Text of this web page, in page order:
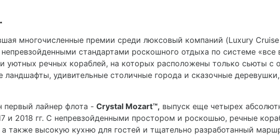
многочисленные премии среди люксовый компаний (Luxury
стандартами роскошного отдыха по системе
уютных речных кораблей, на которых расположены только сьюты с
ландшафты, удивительные столичные города и сказочные
первый лайнер флота - Crystal Mozart™, выпуск еще четырех
и 2018 гг. С непревзойденными простором и роскошью, речные
также высокую кухню для гостей и тщательно разработанный